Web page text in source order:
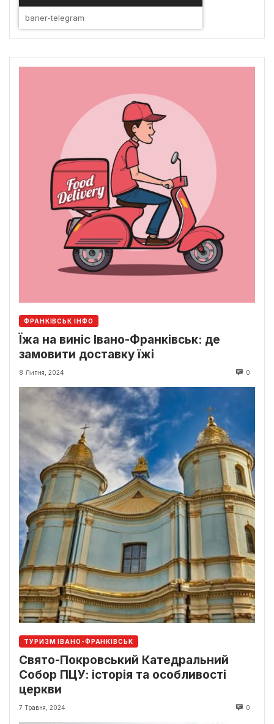
baner-telegram
ФРАНКІВСЬК ІНФО
Їжа на виніс Івано-Франківськ: де
замовити доставку їжі
8 Липня, 2024 0
ТУРИЗМ ІВАНО-ФРАНКІВСЬК
Свято-Покровський Катедральний
Собор ПЦУ: історія та особливості
церкви
7 Травня, 2024 0